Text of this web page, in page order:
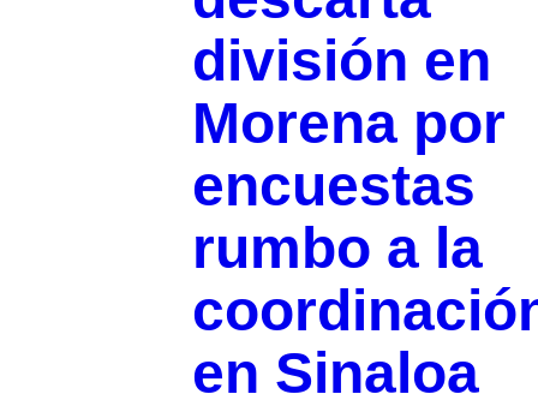
división en
Morena por
encuestas
rumbo a la
en Sinaloa